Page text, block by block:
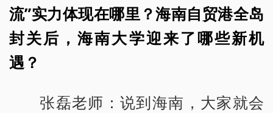
流”实力体现在哪里？海南自贸港全岛
封关后，海南大学迎来了哪些新机
遇？
张磊老师：说到海南，大家就会